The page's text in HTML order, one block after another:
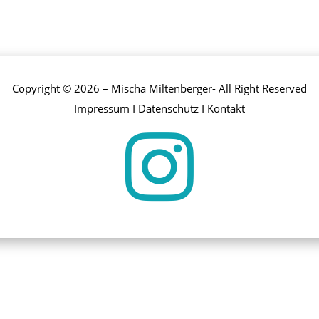
Copyright © 2026 – Mischa Miltenberger- All Right Reserved
Impressum I DatenschutzI Kontakt
